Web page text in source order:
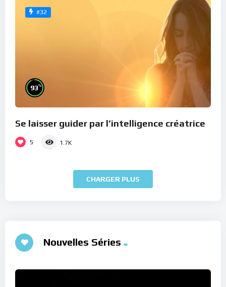
#32
93%
Se laisser guider par l’intelligence créatrice
5 1.7K
CHARGER PLUS
Nouvelles Séries